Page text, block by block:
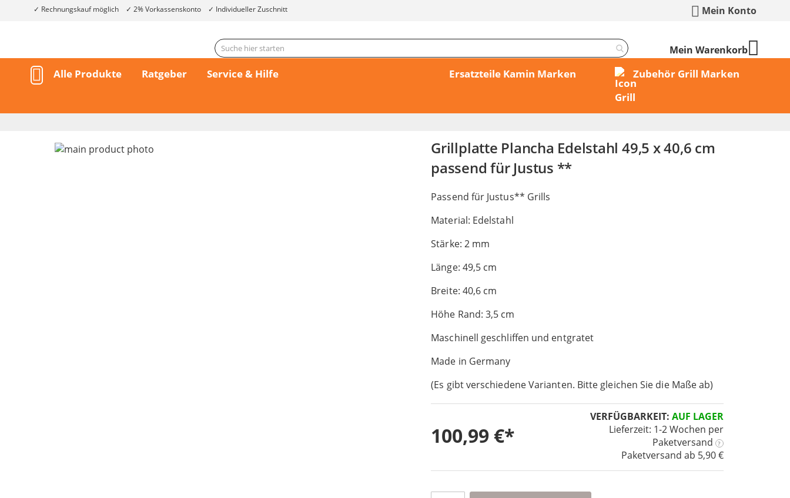
Rechnungskauf möglich 2% Vorkassenskonto Individueller Zuschnitt Mein Konto
Mein Warenkorb
Alle Produkte Ratgeber Service & Hilfe Ersatzteile Kamin Marken Zubehör Grill Marken
Grillplatte Plancha Edelstahl 49,5 x 40,6 cm
passend für Justus **
Passend für Justus** Grills
Material: Edelstahl
Stärke: 2 mm
Länge: 49,5 cm
Breite: 40,6 cm
Höhe Rand: 3,5 cm
Maschinell geschliffen und entgratet
Made in Germany
(Es gibt verschiedene Varianten. Bitte gleichen Sie die Maße ab)
VERFÜGBARKEIT: AUF LAGER
Lieferzeit: 1-2 Wochen per
Paketversand
?
Paketversand ab 5,90 €
100,99 €
Skip